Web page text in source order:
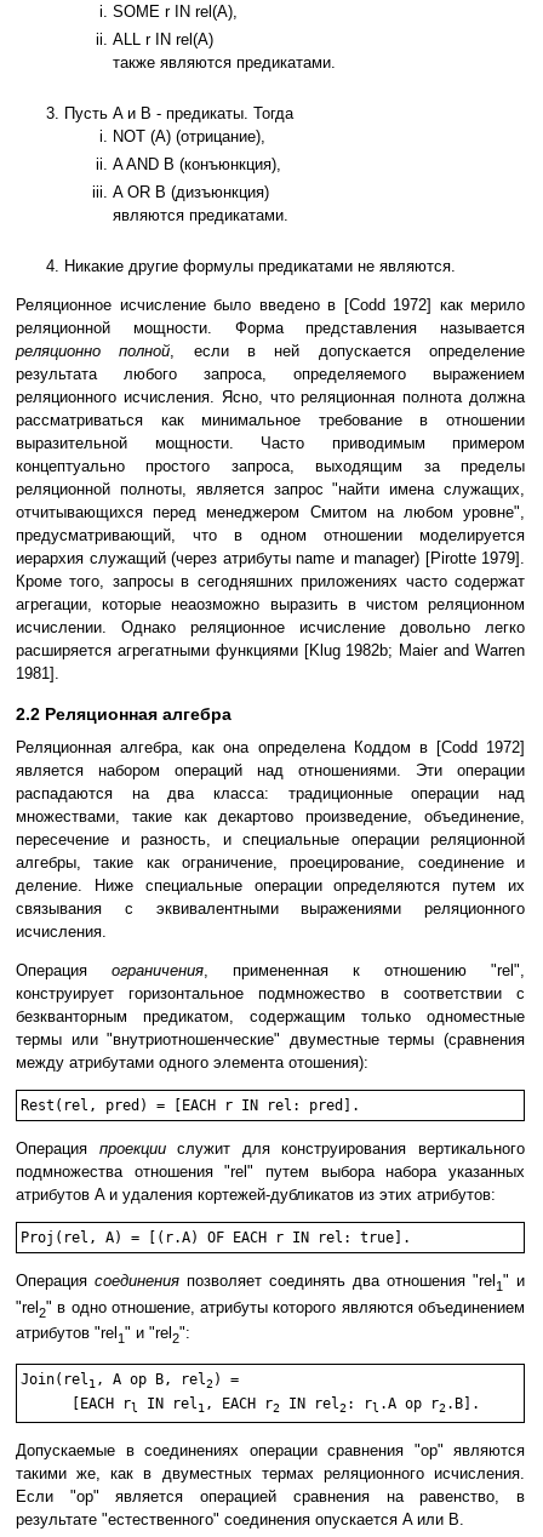
SOME r IN rel(A),
ALL r IN rel(A)
также являются предикатами.
Пусть A и B - предикаты. Тогда
NOT (A) (отрицание),
A AND B (конъюнкция),
A OR B (дизъюнкция)
являются предикатами.
Никакие другие формулы предикатами не являются.
Реляционное исчисление было введено в [Codd 1972] как мерило
реляционной мощности. Форма представления называется
реляционно полной, если в ней допускается определение
результата любого запроса, определяемого выражением
реляционного исчисления. Ясно, что реляционная полнота должна
рассматриваться как минимальное требование в отношении
выразительной мощности. Часто приводимым примером
концептуально простого запроса, выходящим за пределы
реляционной полноты, является запрос "найти имена служащих,
отчитывающихся перед менеджером Смитом на любом уровне",
предусматривающий, что в одном отношении моделируется
иерархия служащий (через атрибуты name и manager) [Pirotte 1979].
Кроме того, запросы в сегодняшних приложениях часто содержат
агрегации, которые неаозможно выразить в чистом реляционном
исчислении. Однако реляционное исчисление довольно легко
расширяется агрегатными функциями [Klug 1982b; Maier and Warren
1981].
2.2 Реляционная алгебра
Реляционная алгебра, как она определена Коддом в [Codd 1972]
является набором операций над отношениями. Эти операции
распадаются на два класса: традиционные операции над
множествами, такие как декартово произведение, объединение,
пересечение и разность, и специальные операции реляционной
алгебры, такие как ограничение, проецирование, соединение и
деление. Ниже специальные операции определяются путем их
связывания с эквивалентными выражениями реляционного
исчисления.
Операция ограничения, примененная к отношению "rel",
конструирует горизонтальное подмножество в соответствии с
безкванторным предикатом, содержащим только одноместные
термы или "внутриотношенческие" двуместные термы (сравнения
между атрибутами одного элемента отошения):
Операция проекциислужит для конструирования вертикального
подмножества отношения "rel" путем выбора набора указанных
атрибутов A и удаления кортежей-дубликатов из этих атрибутов:
Операция соединения позволяет соединять два отношения "rel 1" и
"rel2" в одно отношение, атрибуты которого являются объединением
атрибутов "rel 1" и "rel 2":
Join(rel1, A op B, rel2) =
      [EACH r
l IN rel1, EACH r2 IN rel2: rl .A op r2
Допускаемые в соединениях операции сравнения "op" являются
такими же, как в двуместных термах реляционного исчисления.
Если "op" является операцией сравнения на равенство, в
результате "естественного" соединения опускается A или B.